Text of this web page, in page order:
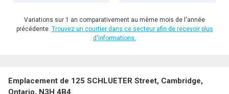
Variations sur 1 an comparativement au même mois de l'année
précédente. Trouvez un courtier dans ce secteur afin de recevoir plus
d'informations.
Emplacement de 125 SCHLUETER Street, Cambridge,
Ontario, N3H 4B4